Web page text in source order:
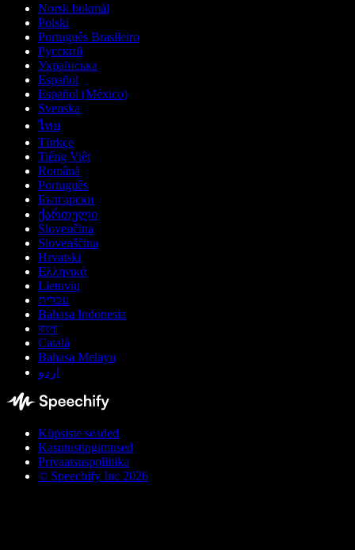
Norsk bokmål
Polski
Português Brasileiro
Русский
Українська
Español
Español (México)
Svenska
ไทย
Türkçe
Tiếng Việt
Română
Português
Български
ქართული
Slovenčina
Slovenščina
Hrvatski
Ελληνικά
Lietuvių
עברית
Bahasa Indonesia
বাংলা
Català
Bahasa Melayu
اردو
Küpsiste seaded
Kasutustingimused
Privaatsuspoliitika
© Speechify Inc 2026